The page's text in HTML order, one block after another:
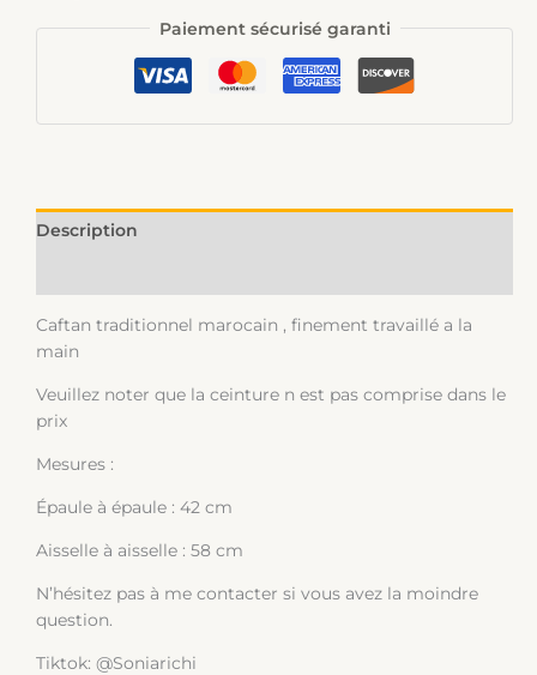
Paiement sécurisé garanti
Description
Caftan traditionnel marocain , finement travaillé a la
main
Veuillez noter que la ceinture n est pas comprise dans le
prix
Mesures :
Épaule à épaule : 42 cm
Aisselle à aisselle : 58 cm
N’hésitez pas à me contacter si vous avez la moindre
question.
Tiktok: @Soniarichi